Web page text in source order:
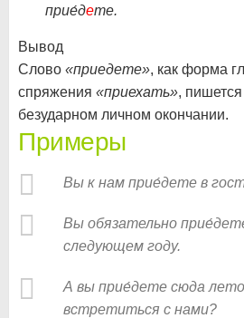
прие́дете.
Вывод
Слово «приедете», как форма
спряжения «приехать»,
безударном личном окончании.
Примеры
Вы к нам прие́дете в
Вы обязательно
следующем году.
А вы прие́дете сюда
встретиться с нами?